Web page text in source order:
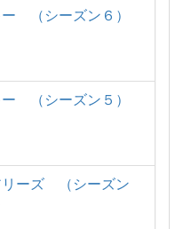
（シーズン６）
（シーズン５）
リーズ （シーズン